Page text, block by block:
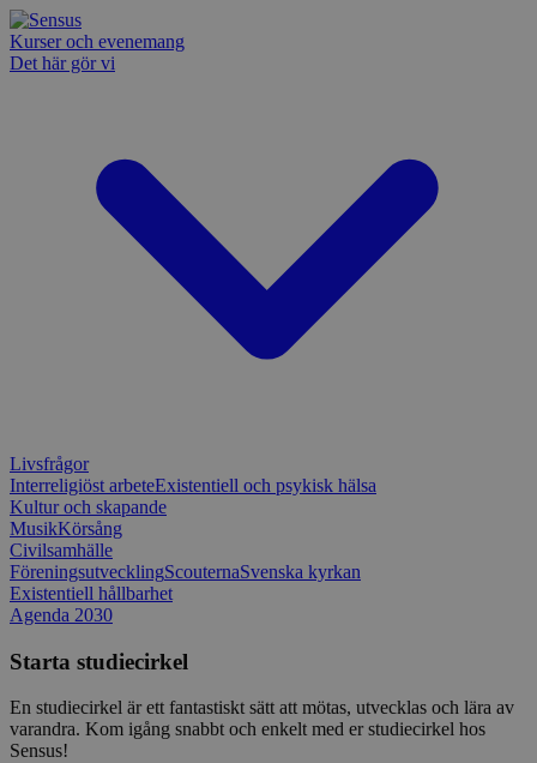
Kurser och evenemang
Det här gör vi
Livsfrågor
Interreligiöst arbeteExistentiell och psykisk hälsa
Kultur och skapande
MusikKörsång
Civilsamhälle
FöreningsutvecklingScouternaSvenska kyrkan
Existentiell hållbarhet
Agenda 2030
Starta studiecirkel
En studiecirkel är ett fantastiskt sätt att mötas, utvecklas och lära av
varandra. Kom igång snabbt och enkelt med er studiecirkel hos
Sensus!